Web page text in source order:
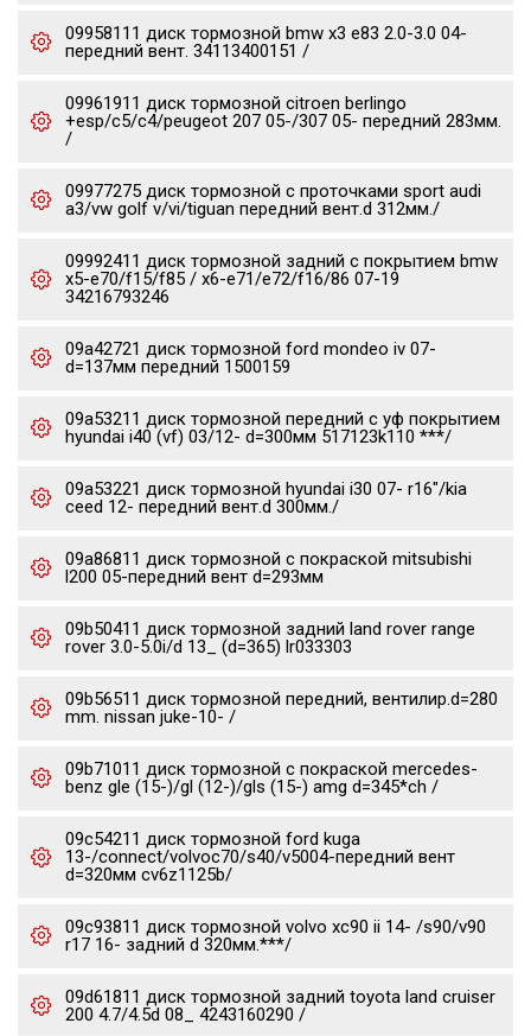
09958111 диск тормозной bmw x3 e83 2.0-3.0 04-
передний вент. 34113400151 /
09961911 диск тормозной citroen berlingo
+esp/c5/c4/peugeot 207 05-/307 05- передний 283мм.
/
09977275 диск тормозной c проточками sport audi
a3/vw golf v/vi/tiguan передний вент.d 312мм./
09992411 диск тормозной задний с покрытием bmw
x5-e70/f15/f85 / x6-e71/e72/f16/86 07-19
34216793246
09a42721 диск тормозной ford mondeo iv 07-
d=137мм передний 1500159
09a53211 диск тормозной передний с уф покрытием
hyundai i40 (vf) 03/12- d=300мм 517123k110 ***/
09a53221 диск тормозной hyundai i30 07- r16"/kia
ceed 12- передний вент.d 300мм./
09a86811 диск тормозной с покраской mitsubishi
l200 05-передний вент d=293мм
09b50411 диск тормозной задний land rover range
rover 3.0-5.0i/d 13_ (d=365) lr033303
09b56511 диск тормозной передний, вентилир.d=280
mm. nissan juke-10- /
09b71011 диск тормозной с покраской mercedes-
benz gle (15-)/gl (12-)/gls (15-) amg d=345*ch /
09c54211 диск тормозной ford kuga
13-/connect/volvoc70/s40/v5004-передний вент
d=320мм cv6z1125b/
09c93811 диск тормозной volvo xc90 ii 14- /s90/v90
r17 16- задний d 320мм.***/
09d61811 диск тормозной задний toyota land cruiser
200 4.7/4.5d 08_ 4243160290 /